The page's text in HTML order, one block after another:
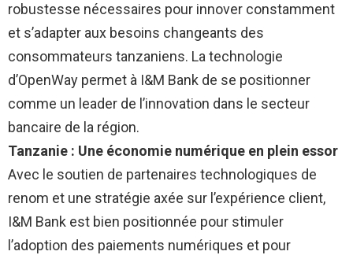
robustesse nécessaires pour innover constamment
et s’adapter aux besoins changeants des
consommateurs tanzaniens. La technologie
d’OpenWay permet à I&M Bank de se positionner
comme un leader de l’innovation dans le secteur
bancaire de la région.
Tanzanie : Une économie numérique en plein essor
Avec le soutien de partenaires technologiques de
renom et une stratégie axée sur l’expérience client,
I&M Bank est bien positionnée pour stimuler
l’adoption des paiements numériques et pour